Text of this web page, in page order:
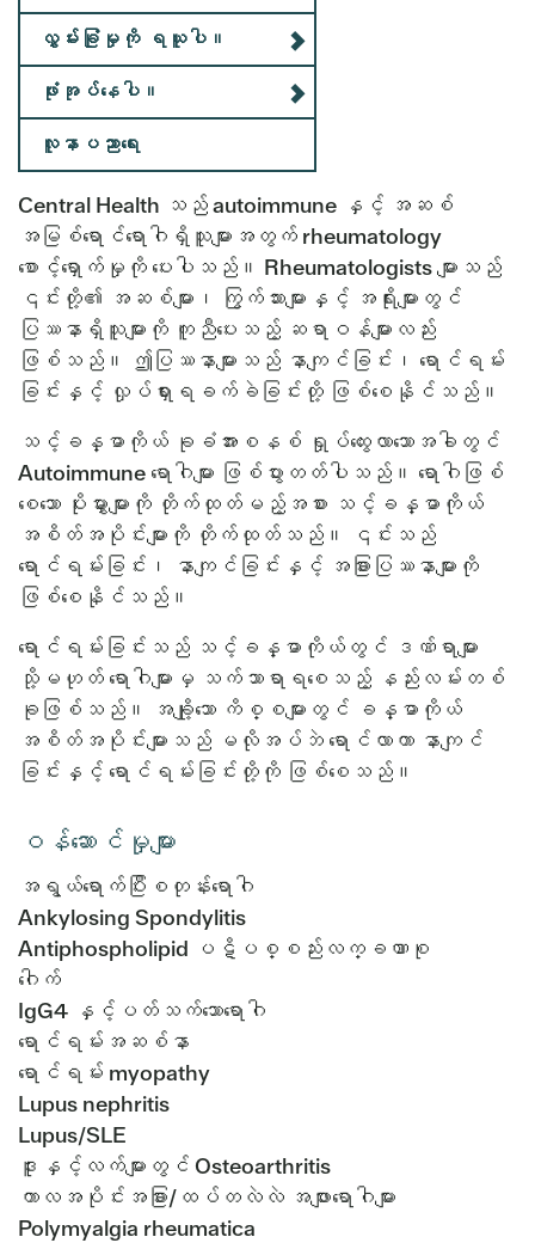
လွှမ်းခြုံမှုကို ရယူပါ။
ဖုံးအုပ်နေပါ။
လူနာပညာရေး
Central Health သည် autoimmune နှင့် အဆစ်
အမြစ်ရောင်ရောဂါရှိသူများအတွက် rheumatology
စောင့်ရှောက်မှုကို ပေးပါသည်။ Rheumatologists များသည်
၎င်းတို့၏ အဆစ်များ၊ ကြွက်သားများနှင့် အရိုးများတွင်
ပြဿနာရှိသူများကို ကူညီပေးသည့် ဆရာဝန်များလည်း
ဖြစ်သည်။ ဤပြဿနာများသည် နာကျင်ခြင်း၊ ရောင်ရမ်း
ခြင်းနှင့် လှုပ်ရှားရခက်ခဲခြင်းတို့ ဖြစ်စေနိုင်သည်။
သင့်ခန္ဓာကိုယ် ခုခံအားစနစ် ရှုပ်ထွေးလာသောအခါတွင်
Autoimmune ရောဂါများ ဖြစ်ပွားတတ်ပါသည်။ ရောဂါဖြစ်
စေသော ပိုးမွှားများကို တိုက်ထုတ်မည့်အစား သင့်ခန္ဓာကိုယ်
အစိတ်အပိုင်းများကို တိုက်ထုတ်သည်။ ၎င်းသည်
ရောင်ရမ်းခြင်း၊ နာကျင်ခြင်းနှင့် အခြားပြဿနာများကို
ဖြစ်စေနိုင်သည်။
ရောင်ရမ်းခြင်းသည် သင့်ခန္ဓာကိုယ်တွင် ဒဏ်ရာများ
သို့မဟုတ် ရောဂါများမှ သက်သာရာရစေသည့် နည်းလမ်းတစ်
ခုဖြစ်သည်။ အချို့သော ကိစ္စများတွင် ခန္ဓာကိုယ်
အစိတ်အပိုင်းများသည် မလိုအပ်ဘဲ ရောင်လာကာ နာကျင်
ခြင်းနှင့် ရောင်ရမ်းခြင်းတို့ကို ဖြစ်စေသည်။
ဝန်ဆောင်မှုများ
အရွယ်ရောက်ပြီးစတုန်းရောဂါ
Ankylosing Spondylitis
Antiphospholipid ပဋိပစ္စည်းလက္ခဏာစု
ဂေါက်
IgG4 နှင့်ပတ်သက်သောရောဂါ
ရောင်ရမ်းအဆစ်နာ
ရောင်ရမ်း myopathy
Lupus nephritis
Lupus/SLE
ဒူးနှင့်လက်များတွင် Osteoarthritis
ကာလအပိုင်းအခြား/ထပ်တလဲလဲ အဖျားရောဂါများ
Polymyalgia rheumatica